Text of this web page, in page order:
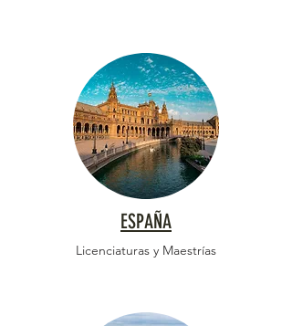
ESPAÑA
Licenciaturas y Maestrías